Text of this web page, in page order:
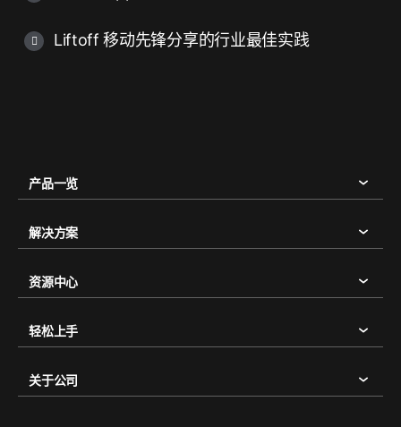
Liftoff 移动先锋分享的行业最佳实践
产品一览
解决方案
资源中心
轻松上手
关于公司